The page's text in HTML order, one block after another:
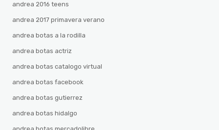
andrea 2016 teens
andrea 2017 primavera verano
andrea botas a la rodilla
andrea botas actriz
andrea botas catalogo virtual
andrea botas facebook
andrea botas gutierrez
andrea botas hidalgo